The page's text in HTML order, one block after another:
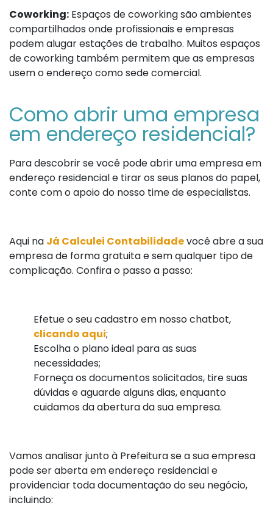
Coworking: Espaços de coworking são ambientes
compartilhados onde profissionais e empresas
podem alugar estações de trabalho. Muitos espaços
de coworking também permitem que as empresas
usem o endereço como sede comercial.
Como abrir uma empresa
em endereço residencial?
Para descobrir se você pode abrir uma empresa em
endereço residencial e tirar os seus planos do papel,
conte com o apoio do nosso time de especialistas.
Aqui na Já Calculei Contabilidadevocê abre a sua
empresa de forma gratuita e sem qualquer tipo de
complicação. Confira o passo a passo:
Efetue o seu cadastro em nosso chatbot,
clicando aqui;
Escolha o plano ideal para as suas
necessidades;
Forneça os documentos solicitados, tire suas
dúvidas e aguarde alguns dias, enquanto
cuidamos da abertura da sua empresa.
Vamos analisar junto à Prefeitura se a sua empresa
pode ser aberta em endereço residencial e
providenciar toda documentação do seu negócio,
incluindo: